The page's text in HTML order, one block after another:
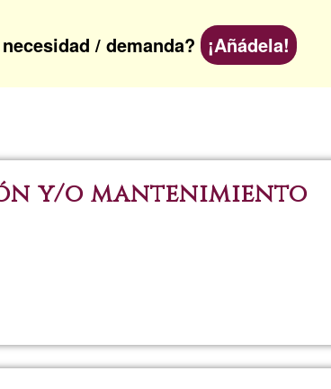
/ demanda? ¡Añádela!
y/o mantenimiento